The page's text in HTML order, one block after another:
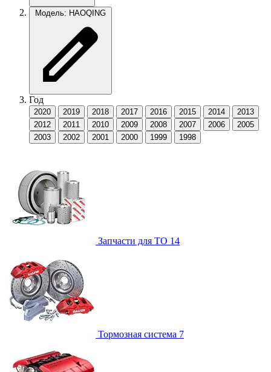
Модель: HAOQING
Год
2020 2019 2018 2017 2016 2015 2014
2013
2012
2011 2010 2009 2008 2007 2006
2005
2003
2002 2001 2000 1999 1998
Запчасти для ТО 14
Тормозная система 7